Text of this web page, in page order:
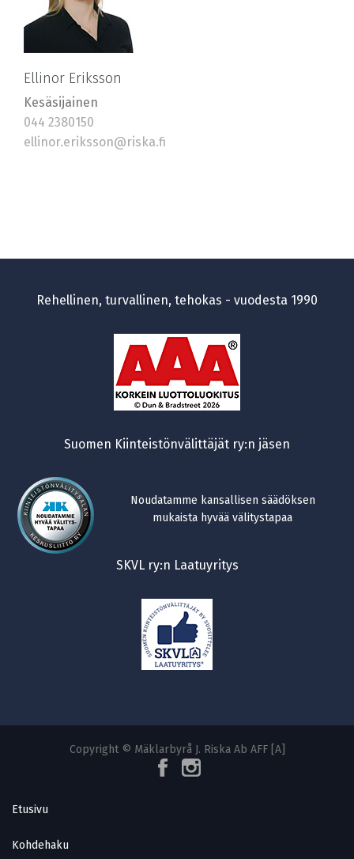
Ellinor Eriksson
Kesäsijainen
044 2380150
ellinor.eriksson@riska.fi
Rehellinen, turvallinen, tehokas - vuodesta 1990
Suomen Kiinteistönvälittäjät ry:n jäsen
Noudatamme kansallisen säädöksen
mukaista hyvää välitystapaa
SKVL ry:n Laatuyritys
Copyright © Mäklarbyrå J. Riska Ab AFF [A]
Etusivu
Kohdehaku